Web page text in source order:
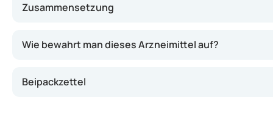
Zusammensetzung
Wie bewahrt man dieses Arzneimittel auf?
Beipackzettel